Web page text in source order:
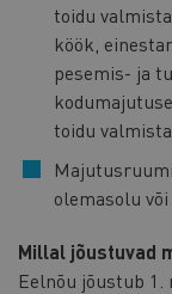
toidu
köök,
pesemis- ja
toidu
olemasolu
Millal jõustuvad
Eelnõu jõustub 1.